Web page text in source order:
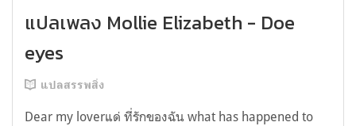
แปลเพลง Mollie Elizabeth - Doe
eyes
แปลสรรพสิ่ง
Dear my loverแด่ ที่รักของฉัน what has happened to